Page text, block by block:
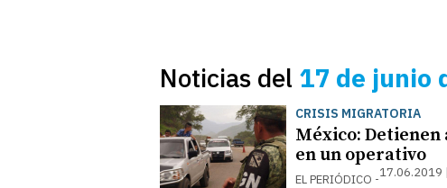
Noticias del 17 de junio
CRISIS MIGRATORIA
México:
en un operativo
EL PERIÓDICO 17.06.2019